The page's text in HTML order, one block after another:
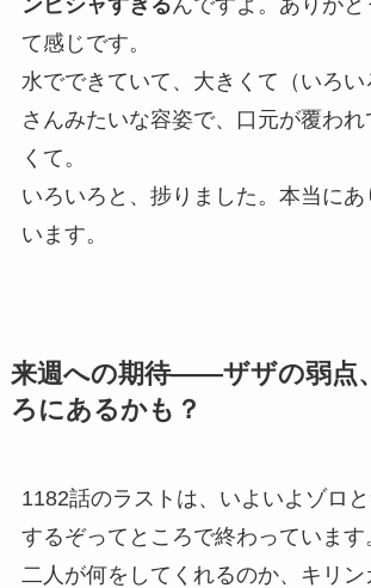
て感じです。
水でできていて、大きくて（いろ
さんみたいな容姿で、口元が覆わ
くて。
いろいろと、捗りました。本当に
います。
来週への期待——ザザの弱点
ろにあるかも？
1182話のラストは、いよいよゾロ
するぞってところで終わっていま
二人が何をしてくれるのか、キリ